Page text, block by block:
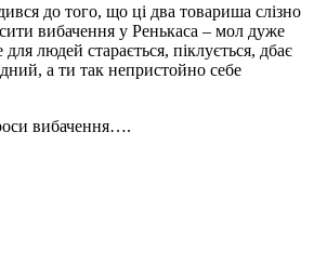
до того, що ці два товариша слізно
вибачення у Ренькаса – мол дуже
людей старається, піклується, дбає
а ти так непристойно себе
вибачення….